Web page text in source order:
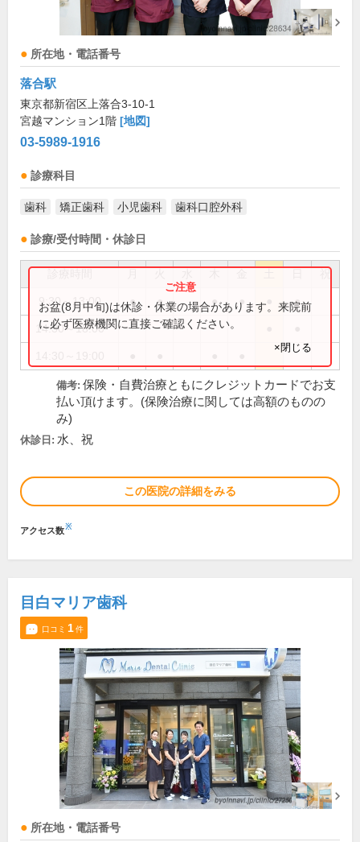
所在地・電話番号
落合駅
東京都新宿区上落合3-10-1
宮越マンション1階 [地図]
03-5989-1916
診療科目
歯科 矯正歯科 小児歯科 歯科口腔外科
診療/受付時間・休診日
祝
9:30～13:00 ● ● ● ● ●
14:30～18:00
お盆(8月中旬)は休診・休業の場合があります。来院前
に必ず医療機関に直接ご確認ください。
×閉じる
備考: 保険・自費治療ともにクレジットカードでお支
払い頂けます。(保険治療に関しては高額のものの
み)
休診日: 水、祝
この医院の詳細をみる
アクセス数※
目白マリア歯科
口コミ 1件
所在地・電話番号